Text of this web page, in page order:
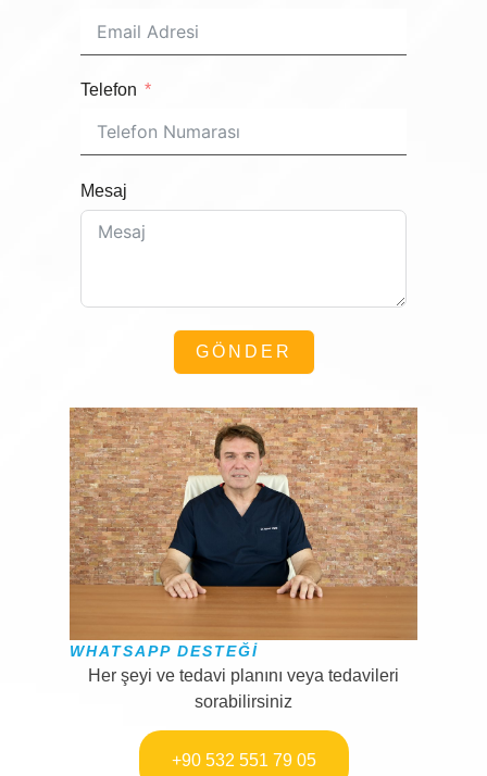
Telefon
Mesaj
GÖNDER
WHATSAPP DESTEĞI
Her şeyi ve tedavi planını veya tedavileri
sorabilirsiniz
+90 532 551 79 05